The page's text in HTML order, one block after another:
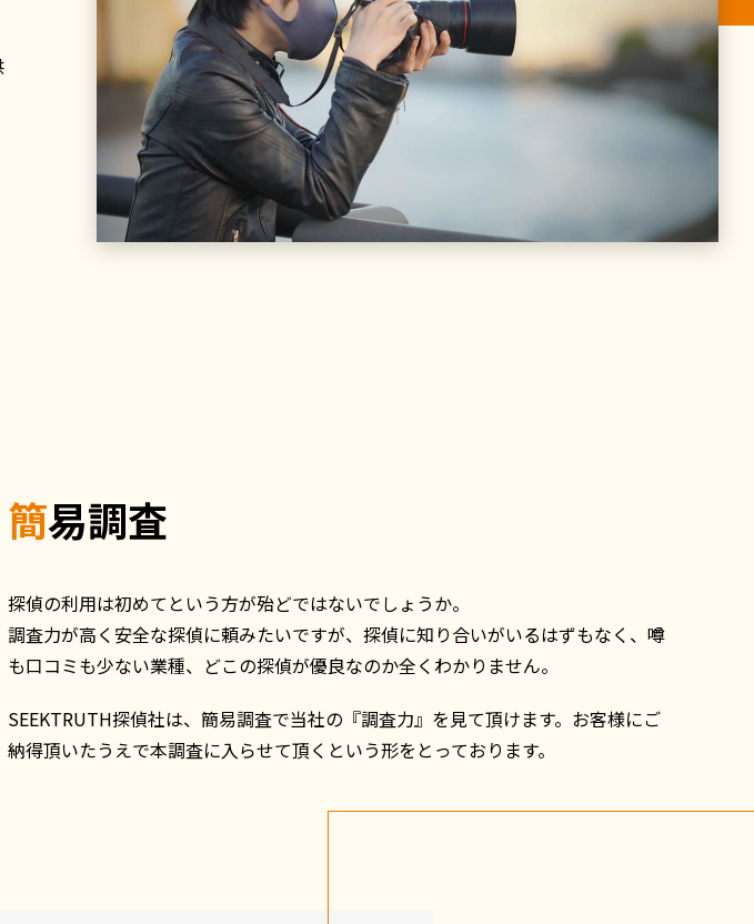
簡易調査
探偵の利用は初めてという方が殆どではないでしょうか。
調査力が高く安全な探偵に頼みたいですが、探偵に知り合いがいるはずもなく、噂
も口コミも少ない業種、どこの探偵が優良なのか全くわかりません。
SEEKTRUTH探偵社は、簡易調査で当社の『調査力』を見て頂けます。お客様にご
納得頂いたうえで本調査に入らせて頂くという形をとっております。